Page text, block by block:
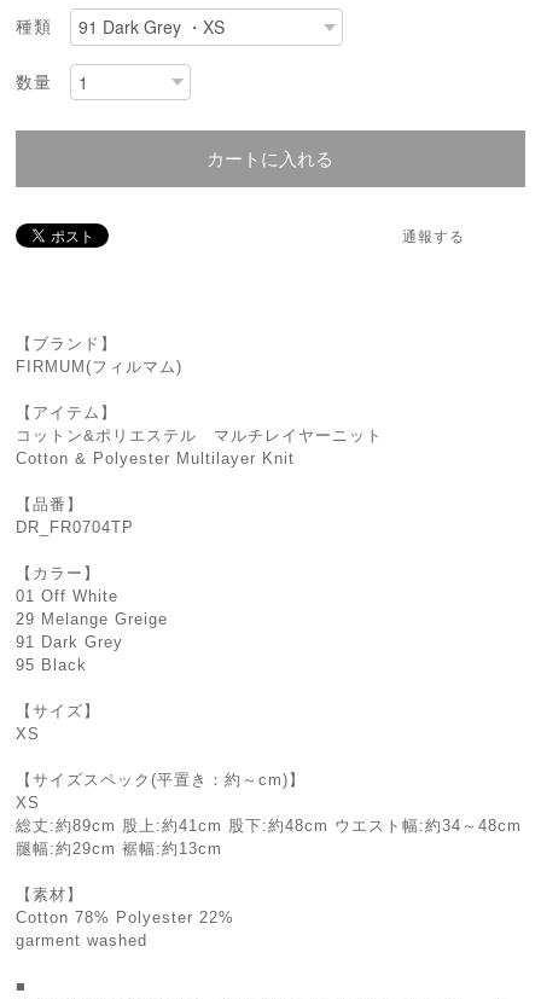
種類
数量
カートに入れる
通報する
【ブランド】
FIRMUM(フィルマム)
【アイテム】
コットン&ポリエステル マルチレイヤーニット
Cotton & Polyester Multilayer Knit
【品番】
DR_FR0704TP
【カラー】
01 Off White
29 Melange Greige
91 Dark Grey
95 Black
【サイズ】
XS
【サイズスペック(平置き：約～cm)】
XS
総丈:約89cm 股上:約41cm 股下:約48cm ウエスト幅:約34～48cm
腿幅:約29cm 裾幅:約13cm
【素材】
Cotton 78% Polyester 22%
garment washed
■